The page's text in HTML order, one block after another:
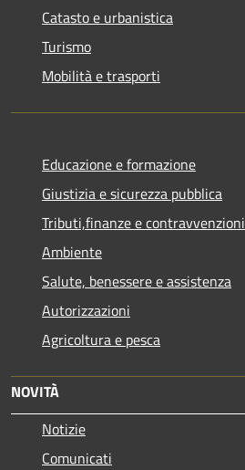
Catasto e urbanistica
Turismo
Mobilità e trasporti
Educazione e formazione
Giustizia e sicurezza pubblica
Tributi,finanze e contravvenzioni
Ambiente
Salute, benessere e assistenza
Autorizzazioni
Agricoltura e pesca
NOVITÀ
Notizie
Comunicati